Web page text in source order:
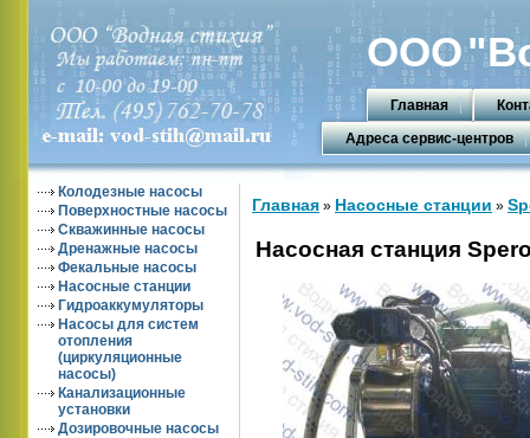
ООО
Главная
Адреса сервис-центров
Колодезные насосы
Поверхностные насосы
Скважинные насосы
Дренажные насосы
Фекальные насосы
Насосные станции
Гидроаккумуляторы
Насосы для систем
отопления
(циркуляционные
насосы)
Канализационные
установки
Дозировочные насосы
Главная » Насосные станции »
Насосная станция